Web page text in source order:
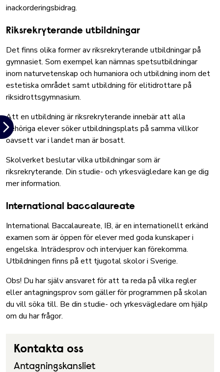
inackorderingsbidrag.
Riksrekryterande utbildningar
Det finns olika former av riksrekryterande utbildningar på
gymnasiet. Som exempel kan nämnas spetsutbildningar
inom naturvetenskap och humaniora och utbildning inom det
estetiska området samt utbildning för elitidrottare på
riksidrottsgymnasium.
Att en utbildning är riksrekryterande innebär att alla
behöriga elever söker utbildningsplats på samma villkor
oavsett var i landet man är bosatt.
Skolverket beslutarvilka utbildningar som är
riksrekryterande. Din studie- och yrkesvägledare kan ge dig
mer information.
International baccalaureate
International Baccalaureate, IB, är en internationellt erkänd
examen som är öppen för elever med goda kunskaper i
engelska. Inträdesprov och intervjuer kan förekomma.
Utbildningen finns på ett tjugotal skolor i Sverige.
Obs! Du har själv ansvaret för att ta reda på vilka regler
eller antagningsprov som gäller för programmen på skolan
du vill söka till. Be din studie- och yrkesvägledare om hjälp
om du har frågor.
Kontakta oss
Antagningskansliet